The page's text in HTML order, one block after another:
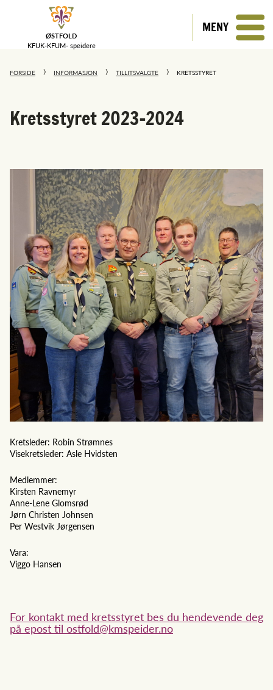
ØSTFOLD
KFUK-KFUM- speidere
MENY
FORSIDE INFORMASJON TILLITSVALGTE KRETSSTYRET
Kretsstyret 2023-2024
Kretsleder: Robin Strømnes
Visekretsleder: Asle Hvidsten
Medlemmer:
Kirsten Ravnemyr
Anne-Lene Glomsrød
Jørn Christen Johnsen
Per Westvik Jørgensen
Vara:
Viggo Hansen
For kontakt med kretsstyret bes du hendevende deg
på epost til ostfold@kmspeider.no